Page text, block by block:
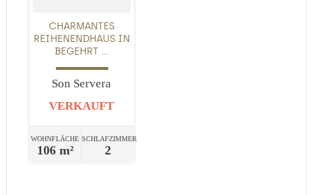
CHARMANTES
REIHENENDHAUS IN
BEGEHRT ...
Son Servera
VERKAUFT
WOHNFLÄCHE
106 m²
SCHLAFZIMMER
2